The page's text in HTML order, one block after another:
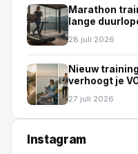
Marathon
lange
28 juli 2026
Nieuw
verhoogt je
27 juli 2026
Instagram